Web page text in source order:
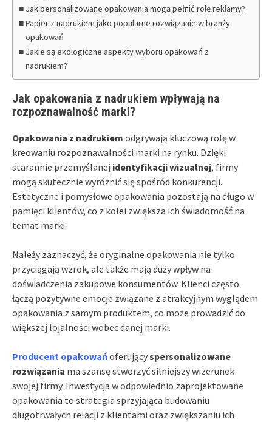
Jak personalizowane opakowania mogą pełnić rolę reklamy?
Papier z nadrukiem jako popularne rozwiązanie w branży
opakowań
Jakie są ekologiczne aspekty wyboru opakowań z
nadrukiem?
Jak opakowania z nadrukiem wpływają na
rozpoznawalność marki?
Opakowania z nadrukiem odgrywają kluczową rolę w
kreowaniu rozpoznawalności marki na rynku. Dzięki
starannie przemyślanej identyfikacji wizualnej, firmy
mogą skutecznie wyróżnić się spośród konkurencji.
Estetyczne i pomysłowe opakowania pozostają na długo w
pamięci klientów, co z kolei zwiększa ich świadomość na
temat marki.
Należy zaznaczyć, że oryginalne opakowania nie tylko
przyciągają wzrok, ale także mają duży wpływ na
doświadczenia zakupowe konsumentów. Klienci często
łączą pozytywne emocje związane z atrakcyjnym wyglądem
opakowania z samym produktem, co może prowadzić do
większej lojalności wobec danej marki.
Producent opakowańoferującyspersonalizowane
rozwiązania ma szansę stworzyć silniejszy wizerunek
swojej firmy. Inwestycja w odpowiednio zaprojektowane
opakowania to strategia sprzyjająca budowaniu
długotrwałych relacji z klientami oraz zwiększaniu ich